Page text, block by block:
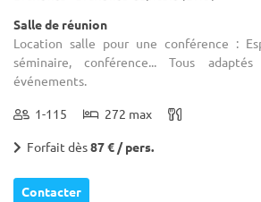
Salle de réunion
Location salle pour une conférence :
séminaire, conférence... Tous
événements.
1-115 272 max
Forfait dès87 € / pers.
Contacter